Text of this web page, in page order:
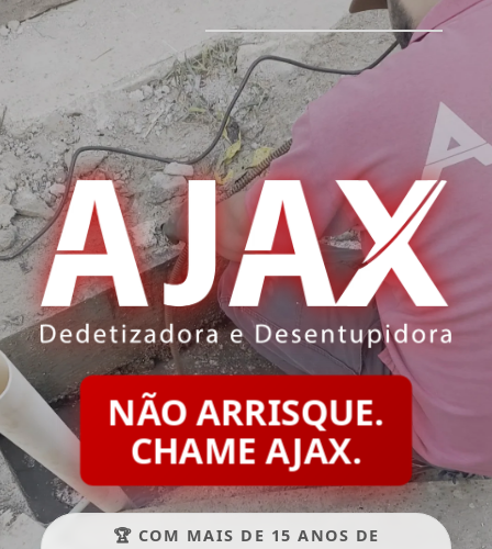
NÃO ARRISQUE.
CHAME AJAX.
🏆 COM MAIS DE 15 ANOS DE